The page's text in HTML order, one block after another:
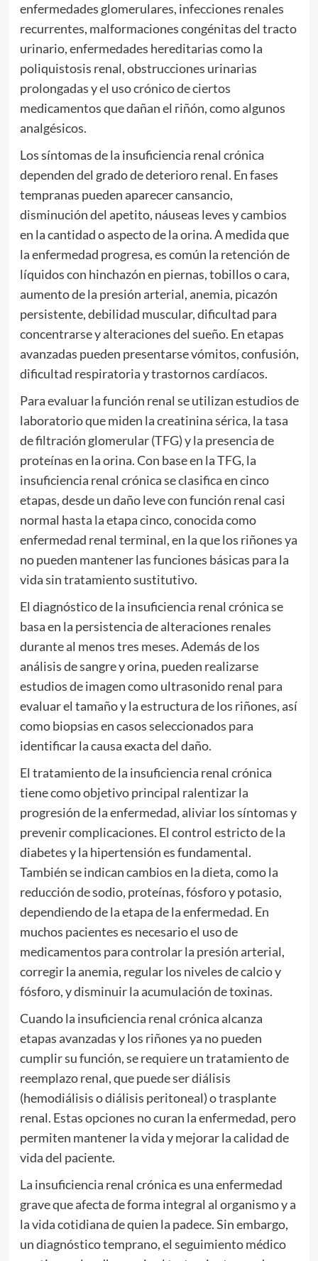
enfermedades glomerulares, infecciones renales
recurrentes, malformaciones congénitas del tracto
urinario, enfermedades hereditarias como la
poliquistosis renal, obstrucciones urinarias
prolongadas y el uso crónico de ciertos
medicamentos que dañan el riñón, como algunos
analgésicos.
Los síntomas de la insuficiencia renal crónica
dependen del grado de deterioro renal. En fases
tempranas pueden aparecer cansancio,
disminución del apetito, náuseas leves y cambios
en la cantidad o aspecto de la orina. A medida que
la enfermedad progresa, es común la retención de
líquidos con hinchazón en piernas, tobillos o cara,
aumento de la presión arterial, anemia, picazón
persistente, debilidad muscular, dificultad para
concentrarse y alteraciones del sueño. En etapas
avanzadas pueden presentarse vómitos, confusión,
dificultad respiratoria y trastornos cardíacos.
Para evaluar la función renal se utilizan estudios de
laboratorio que miden la creatinina sérica, la tasa
de filtración glomerular (TFG) y la presencia de
proteínas en la orina. Con base en la TFG, la
insuficiencia renal crónica se clasifica en cinco
etapas, desde un daño leve con función renal casi
normal hasta la etapa cinco, conocida como
enfermedad renal terminal, en la que los riñones ya
no pueden mantener las funciones básicas para la
vida sin tratamiento sustitutivo.
El diagnóstico de la insuficiencia renal crónica se
basa en la persistencia de alteraciones renales
durante al menos tres meses. Además de los
análisis de sangre y orina, pueden realizarse
estudios de imagen como ultrasonido renal para
evaluar el tamaño y la estructura de los riñones, así
como biopsias en casos seleccionados para
identificar la causa exacta del daño.
El tratamiento de la insuficiencia renal crónica
tiene como objetivo principal ralentizar la
progresión de la enfermedad, aliviar los síntomas y
prevenir complicaciones. El control estricto de la
diabetes y la hipertensión es fundamental.
También se indican cambios en la dieta, como la
reducción de sodio, proteínas, fósforo y potasio,
dependiendo de la etapa de la enfermedad. En
muchos pacientes es necesario el uso de
medicamentos para controlar la presión arterial,
corregir la anemia, regular los niveles de calcio y
fósforo, y disminuir la acumulación de toxinas.
Cuando la insuficiencia renal crónica alcanza
etapas avanzadas y los riñones ya no pueden
cumplir su función, se requiere un tratamiento de
reemplazo renal, que puede ser diálisis
(hemodiálisis o diálisis peritoneal) o trasplante
renal. Estas opciones no curan la enfermedad, pero
permiten mantener la vida y mejorar la calidad de
vida del paciente.
La insuficiencia renal crónica es una enfermedad
grave que afecta de forma integral al organismo y a
la vida cotidiana de quien la padece. Sin embargo,
un diagnóstico temprano, el seguimiento médico